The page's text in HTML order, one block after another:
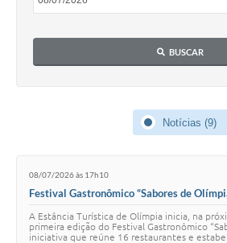
BUSCAR
Notícias (9)
08/07/2026 às 17h10
Festival Gastronômico “Sabores de
A Estância Turística de Olímpia inicia, na
primeira edição do Festival Gastronômico
iniciativa que reúne 16 restaurantes e